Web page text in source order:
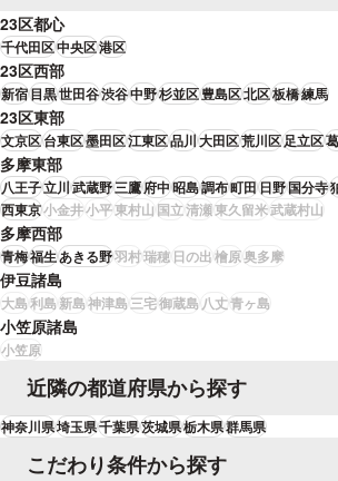
23区都心
千代田区中央区港区
23区西部
新宿目黒世田谷渋谷中野杉並区豊島区北区板橋練馬
23区東部
文京区台東区墨田区江東区品川大田区荒川区足立区
多摩東部
八王子立川武蔵野三鷹府中昭島調布町田日野国分寺
西東京小金井小平東村山 国立清瀬東久留米武蔵村山
多摩西部
青梅福生あきる野羽村瑞穂 日の出檜原奥多摩
伊豆諸島
大島利島新島神津島三宅御蔵島 八丈青ヶ島
小笠原諸島
小笠原
近隣の都道府県から探す
神奈川県埼玉県千葉県茨城県栃木県群馬県
こだわり条件から探す